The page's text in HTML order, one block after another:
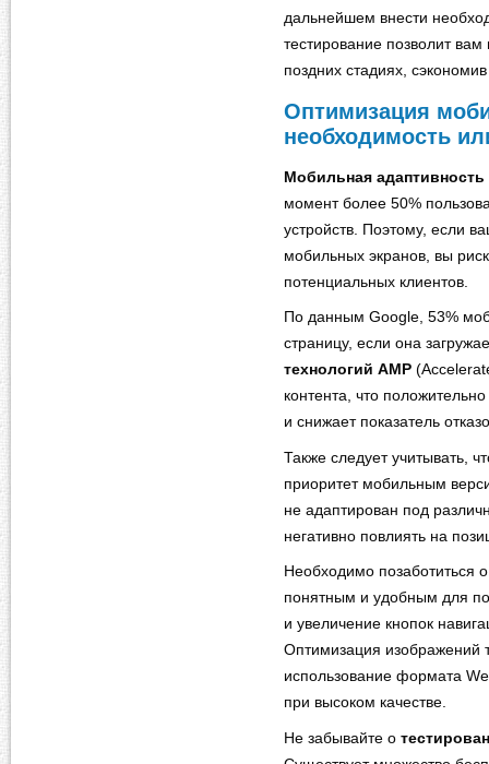
дальнейшем внести
тестирование позволит
поздних стадиях,
Оптимизация
необходимость
Мобильная адаптивность
момент более 50%
устройств. Поэтому, если
мобильных экранов, вы
потенциальных клиентов.
По данным Google, 53%
страницу, если она
технологий AMP
контента, что
и снижает показатель
Также следует учитывать,
приоритет мобильным
не адаптирован под
негативно повлиять на
Необходимо позаботиться
понятным и удобным для
и увеличение кнопок
Оптимизация изображений
использование формата
при высоком качестве.
Не забывайте о